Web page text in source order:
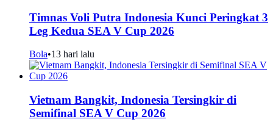
Timnas Voli Putra Indonesia Kunci Peringkat 3
Leg Kedua SEA V Cup 2026
Bola•13 hari lalu
Vietnam Bangkit, Indonesia Tersingkir di
Semifinal SEA V Cup 2026